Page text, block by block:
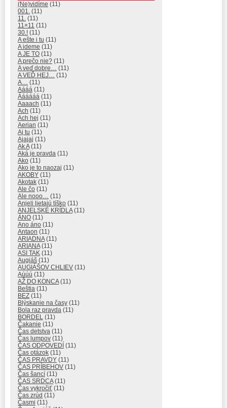
(Ne)vidíme (11)
001. (11)
11. (11)
11×11 (11)
30.! (11)
A ešte i tu (11)
A ideme (11)
A JE TO (11)
A prečo nie? (11)
A veď dobre… (11)
A VEĎ HEJ… (11)
A… (11)
Aááá (11)
Áááááá (11)
Aaaach (11)
Ach (11)
Ach hej (11)
Aerian (11)
Aj tu (11)
Ajajaj (11)
Ak A(11)
Aká je pravda (11)
Ako (11)
Ako je to naozaj (11)
AKOBY (11)
Akotak (11)
Ale čo (11)
Ale nooo… (11)
Anjeli lietajú tíško (11)
ANJELSKÉ KRÍDLA(11)
ÁNO (11)
Ano áno (11)
Antaon (11)
ARIADNA(11)
ARIANA(11)
ASI TAK (11)
Augiáš (11)
AUGIÁŠOV CHLIEV (11)
Aúúú (11)
AŽ DO KONCA(11)
Beštia (11)
BEZ (11)
Blýskanie na časy (11)
Bola raz pravda (11)
BORDEL (11)
Čakanie (11)
Čas detstva (11)
Čas lumpov (11)
ČAS ODPOVEDÍ (11)
Čas otázok (11)
ČAS PRAVDY (11)
ČAS PRÍBEHOV (11)
Čas šancí (11)
ČAS SRDCA(11)
Čas vykročiť (11)
Čas zrúd (11)
Časmi (11)